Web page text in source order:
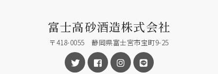
富士高砂酒造株式会社
〒418-0055 静岡県富士宮市宝町9-25